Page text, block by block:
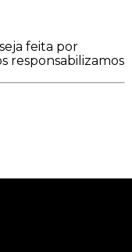
feita por
responsabilizamos